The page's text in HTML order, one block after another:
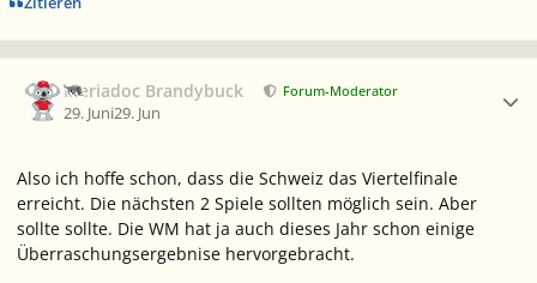
Meriadoc Brandybuck Forum-Moderator
29. Juni29. Jun
Also ich hoffe schon, dass die Schweiz das Viertelfinale
erreicht. Die nächsten 2 Spiele sollten möglich sein. Aber
sollte sollte. Die WM hat ja auch dieses Jahr schon einige
Überraschungsergebnise hervorgebracht.